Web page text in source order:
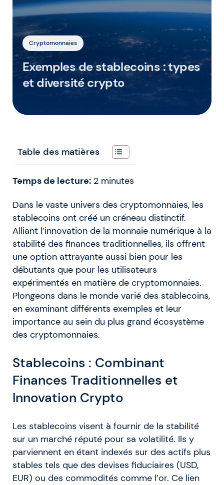
Cryptomonnaies
Exemples de stablecoins : types
et diversité crypto
Table des matières
Temps de lecture: 2 minutes
Dans le vaste univers des cryptomonnaies, les
stablecoins ont créé un créneau distinctif.
Alliant l’innovation de la monnaie numérique à la
stabilité des finances traditionnelles, ils offrent
une option attrayante aussi bien pour les
débutants que pour les utilisateurs
expérimentés en matière de cryptomonnaies.
Plongeons dans le monde varié des stablecoins,
en examinant différents exemples et leur
importance au sein du plus grand écosystème
des cryptomonnaies.
Stablecoins : Combinant
Finances Traditionnelles et
Innovation Crypto
Les stablecoins visent à fournir de la stabilité
sur un marché réputé pour sa volatilité. Ils y
parviennent en étant indexés sur des actifs plus
stables tels que des devises fiduciaires (USD,
EUR) ou des commodités comme l’or. Ce lien